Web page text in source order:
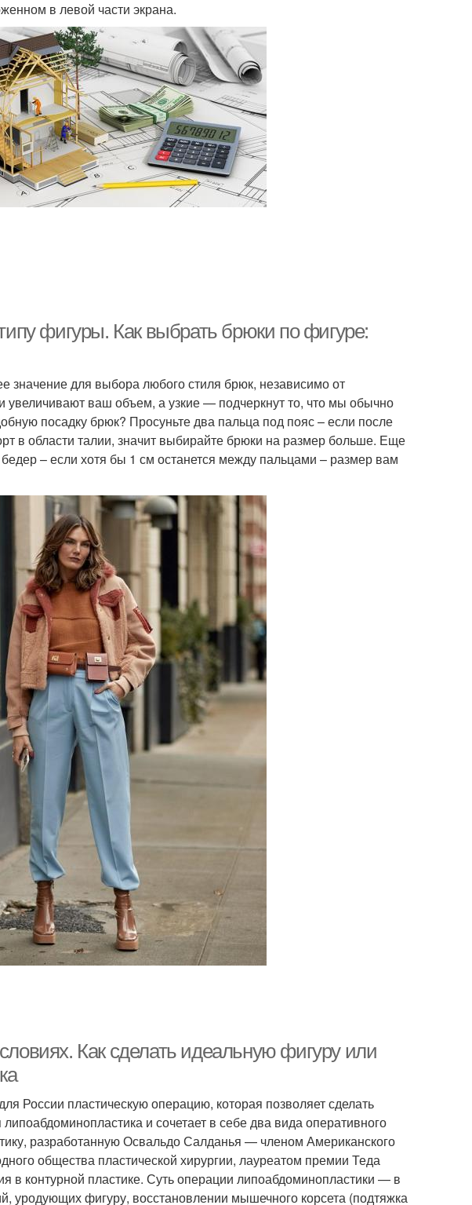
в левой части экрана.
фигуры. Как выбрать брюки по фигуре:
для выбора любого стиля брюк, независимо от
ваш объем, а узкие — подчеркнут то, что мы обычно
посадку брюк? Просуньте два пальца под пояс – если после
в области талии, значит выбирайте брюки на размер больше. Еще
– если хотя бы 1 см останется между пальцами – размер вам
Как сделать идеальную фигуру или
России пластическую операцию, которая позволяет сделать
и сочетает в себе два вида оперативного
разработанную Освальдо Салданья — членом Американского
общества пластической хирургии, лауреатом премии Теда
в контурной пластике. Суть операции липоабдоминопластики — в
уродующих фигуру, восстановлении мышечного корсета (подтяжка